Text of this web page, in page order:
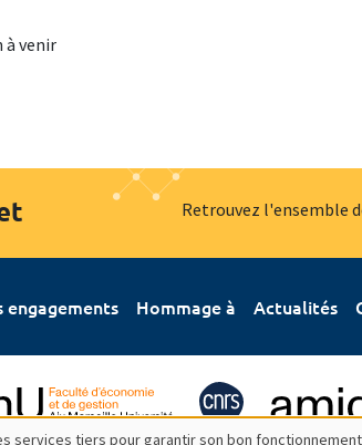
venir
Retrouvez l'ensemble
engagements Hommage à Actualités
services tiers pour garantir son bon